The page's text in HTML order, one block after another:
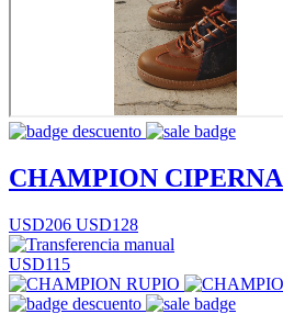
CHAMPION CIPERNA
USD206 USD128
USD115